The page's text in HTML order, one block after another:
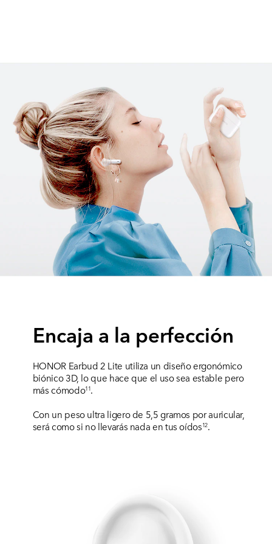
Encaja a la perfección
HONOR Earbud 2 Lite utiliza un diseño ergonómico
biónico 3D, lo que hace que el uso sea estable pero
más cómodo11.
Con un peso ultra ligero de 5,5 gramos por auricular,
será como si no llevarás nada en tus oídos12.